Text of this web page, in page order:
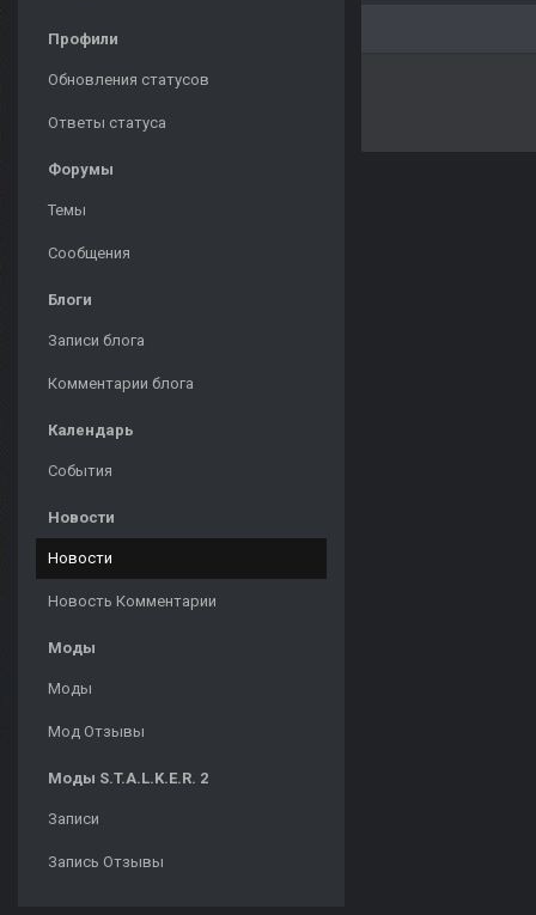
Профили
Обновления статусов
Ответы статуса
Форумы
Темы
Сообщения
Блоги
Записи блога
Комментарии блога
Календарь
События
Новости
Новости
Новость Комментарии
Моды
Моды
Мод Отзывы
Моды S.T.A.L.K.E.R. 2
Записи
Запись Отзывы